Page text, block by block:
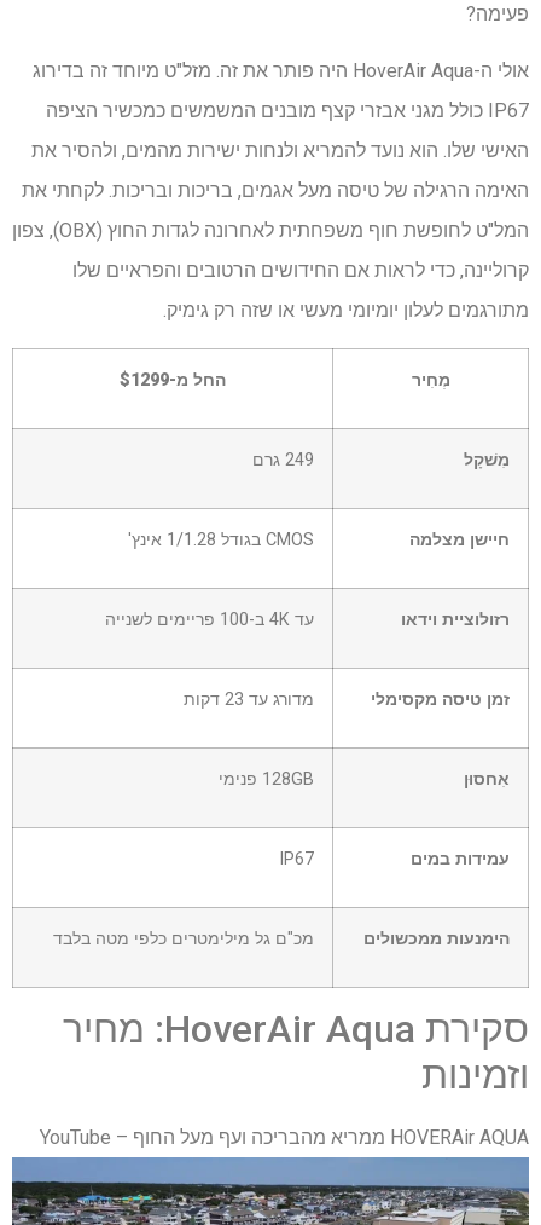
פעימה?
אולי ה-HoverAir Aqua היה פותר את זה. מזל"ט מיוחד זה בדירוג
IP67 כולל מגני אבזרי קצף מובנים המשמשים כמכשיר הציפה
האישי שלו. הוא נועד להמריא ולנחות ישירות מהמים, ולהסיר את
האימה הרגילה של טיסה מעל אגמים, בריכות ובריכות. לקחתי את
המל"ט לחופשת חוף משפחתית לאחרונה לגדות החוץ (OBX), צפון
קרוליינה, כדי לראות אם החידושים הרטובים והפראיים שלו
מתורגמים לעלון יומיומי מעשי או שזה רק גימיק.
מְחִיר החל מ-$1299
מִשׁקָל 249 גרם
חיישן מצלמה CMOS בגודל 1/1.28 אינץ'
רזולוציית וידאו עד 4K ב-100 פריימים לשנייה
זמן טיסה מקסימלי מדורג עד 23 דקות
אִחסוּן 128GB פנימי
עמידות במים IP67
הימנעות ממכשולים מכ"ם גל מילימטרים כלפי מטה בלבד
סקירת HoverAir Aqua: מחיר
וזמינות
HOVERAir AQUA ממריא מהבריכה ועף מעל החוף – YouTube